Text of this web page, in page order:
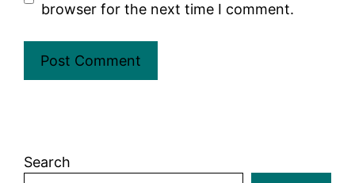
browser for the next time I comment.
Search